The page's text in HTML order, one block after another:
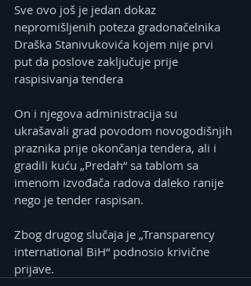
Sve ovo još je jedan dokaz
nepromišljenih poteza gradonačelnika
Draška Stanivukovića kojem nije prvi
put da poslove zaključuje prije
raspisivanja tendera
On i njegova administracija su
ukrašavali grad povodom novogodišnjih
praznika prije okončanja tendera, ali i
gradili kuću „Predah“ sa tablom sa
imenom izvođača radova daleko ranije
nego je tender raspisan.
Zbog drugog slučaja je „Transparency
international BiH“ podnosio krivične
prijave.